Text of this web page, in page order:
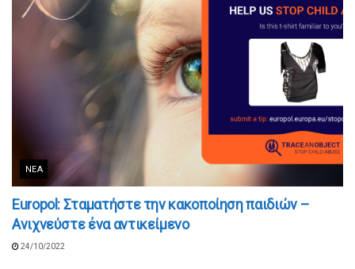
ΝΈΑ
Europol: Σταματήστε την κακοποίηση παιδιών –
Ανιχνεύστε ένα αντικείμενο
24/10/2022